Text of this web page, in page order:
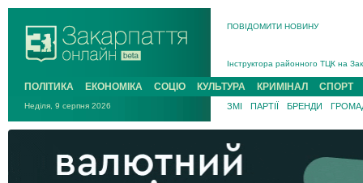
ПОВІДОМИТИ НОВИНУ
Інструктора районного ТЦК на
В Ужгороді попрощаються із
В Ужгороді 5 серпня
Підтвердили загибель
На війні з рф поліг військовий з
На війні загинув 26-річний
ПОЛІТИКА ЕКОНОМІКА СОЦІО КУЛЬТУРА КРИМІНАЛ СПОРТ
Неділя, 9 серпня 2026 ЗМІ ПАРТІЇ БРЕНДИ